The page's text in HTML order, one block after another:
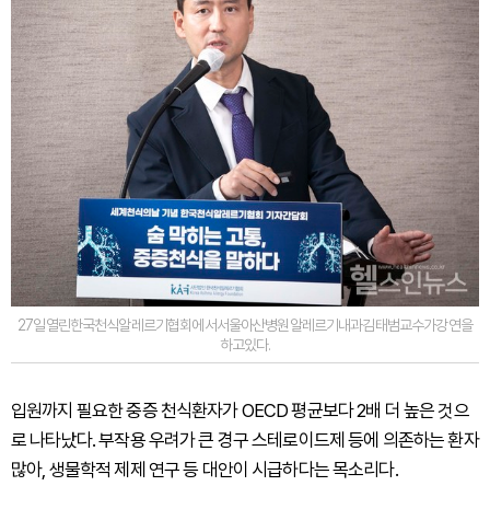
27일열린한국천식알레르기협회에서서울아산병원알레르기내과김태범교수가강연을
하고있다.
입원까지 필요한 중증 천식환자가 OECD 평균보다 2배 더 높은 것으
로 나타났다. 부작용 우려가 큰 경구 스테로이드제 등에 의존하는 환자
많아, 생물학적 제제 연구 등 대안이 시급하다는 목소리다.